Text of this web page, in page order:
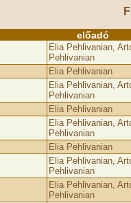
előadó
Elia Pehlivanian,
Pehlivanian
Elia Pehlivanian
Elia Pehlivanian,
Pehlivanian
Elia Pehlivanian
Elia Pehlivanian,
Pehlivanian
Elia Pehlivanian
Elia Pehlivanian,
Pehlivanian
Elia Pehlivanian,
Pehlivanian